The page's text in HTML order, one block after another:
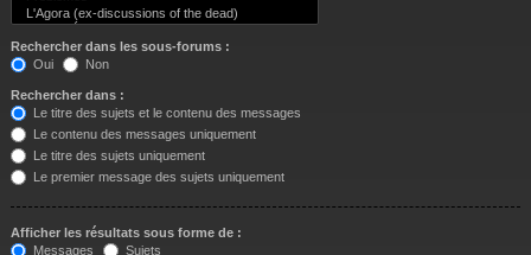
Rechercher dans les sous-forums :
Oui
Non
Rechercher dans :
Le titre des sujets et le contenu des messages
Le contenu des messages uniquement
Le titre des sujets uniquement
Le premier message des sujets uniquement
Afficher les résultats sous forme de :
Messages
Sujets